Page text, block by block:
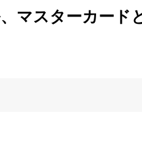
マスターカー